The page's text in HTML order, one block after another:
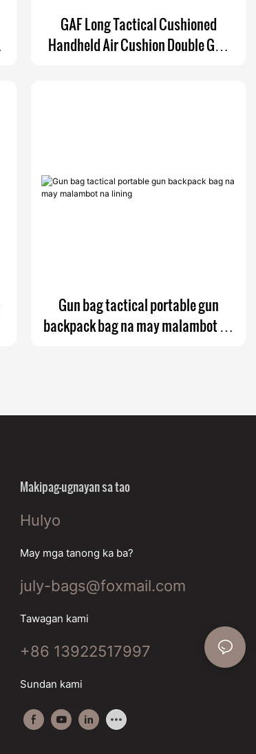
GAF Long Tactical Cushioned
Handheld Air Cushion Double Gun
Gun bag tactical portable gun
backpack bag na may malambot na
Makipag-ugnayan sa tao
Hulyo
May mga tanong ka ba?
july-bags@foxmail.com
Tawagan kami
+86 13922517997
Sundan kami